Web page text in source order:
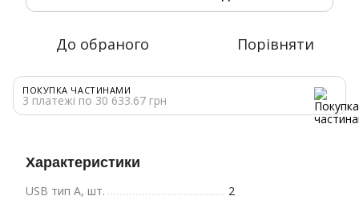
До обраного Порівняти
ПОКУПКА ЧАСТИНАМИ
3 платежі по 30 633.67 грн
Характеристики
USB тип A, шт.
2